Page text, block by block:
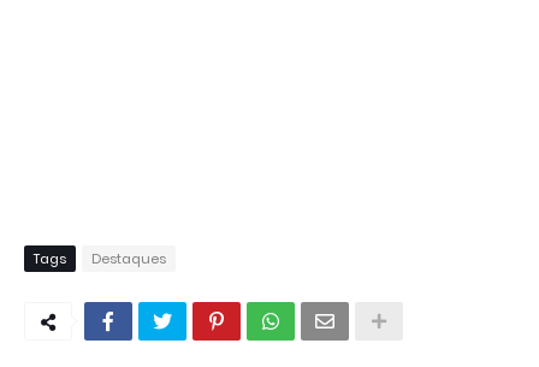
Tags Destaques